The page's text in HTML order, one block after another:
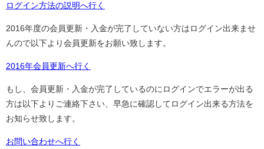
ログイン方法の説明へ行く
2016年度の会員更新・入金が完了していない方はログイン出来ませ
んので以下より会員更新をお願い致します。
2016年会員更新へ行く
もし、会員更新・入金が完了しているのにログインでエラーが出る
方は以下よりご連絡下さい、早急に確認してログイン出来る方法を
お知らせ致します。
お問い合わせへ行く